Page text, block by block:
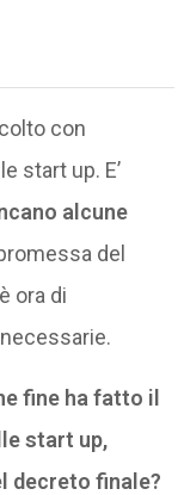
con
start up. E’
alcune
del
ora di
fine ha fatto il
start up,
decreto finale?